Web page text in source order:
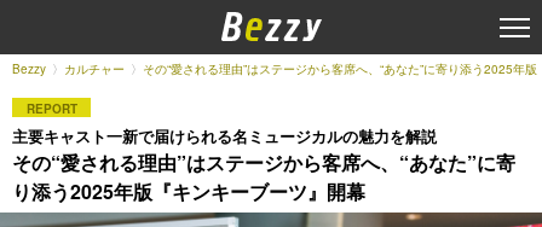
Bezzy カルチャー その“愛される理由”はステージから客席へ、“あなた”に寄り添う2025年
REPORT
主要キャスト一新で届けられる名ミュージカルの魅力を解説
その“愛される理由”はステージから客席へ、“あなた”に寄
り添う2025年版『キンキーブーツ』開幕